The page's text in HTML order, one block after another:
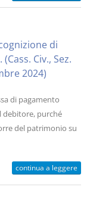
di
Civ., Sez.
2024)
di pagamento
debitore, purché
del patrimonio su
continua a leggere